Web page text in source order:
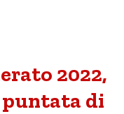
2022,
di